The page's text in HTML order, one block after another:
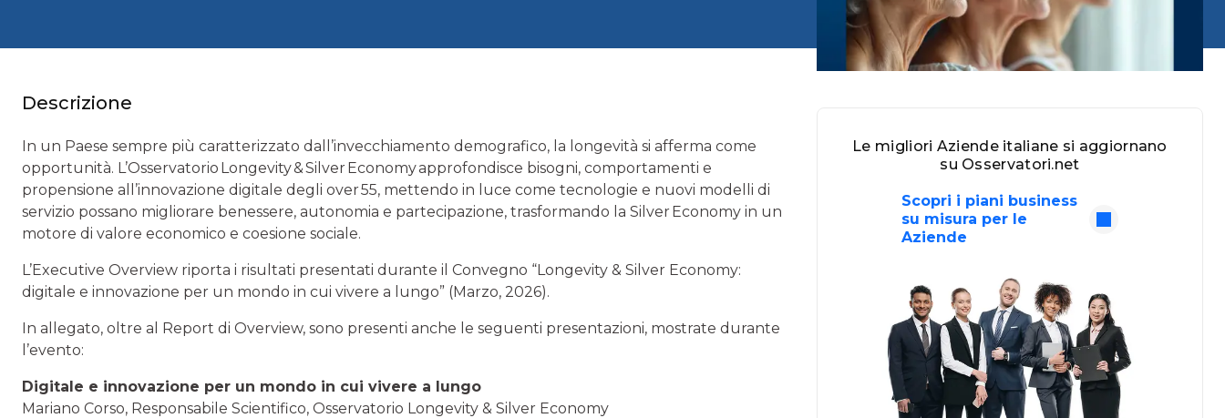
Descrizione
In un Paese sempre più caratterizzato dall’invecchiamento demografico, la longevità si afferma come
opportunità. L’Osservatorio Longevity & Silver Economy approfondisce bisogni, comportamenti e
propensione all’innovazione digitale degli over 55, mettendo in luce come tecnologie e nuovi modelli di
servizio possano migliorare benessere, autonomia e partecipazione, trasformando la Silver Economy in un
motore di valore economico e coesione sociale.
L’Executive Overview riporta i risultati presentati durante il Convegno “Longevity & Silver Economy:
digitale e innovazione per un mondo in cui vivere a lungo” (Marzo, 2026).
In allegato, oltre al Report di Overview, sono presenti anche le seguenti presentazioni, mostrate durante
l’evento:
Digitale e innovazione per un mondo in cui vivere a lungo
Mariano Corso, Responsabile Scientifico, Osservatorio Longevity & Silver Economy
Le migliori Aziende italiane si aggiornano
su Osservatori.net
Scopri i piani business
su misura per le
Aziende